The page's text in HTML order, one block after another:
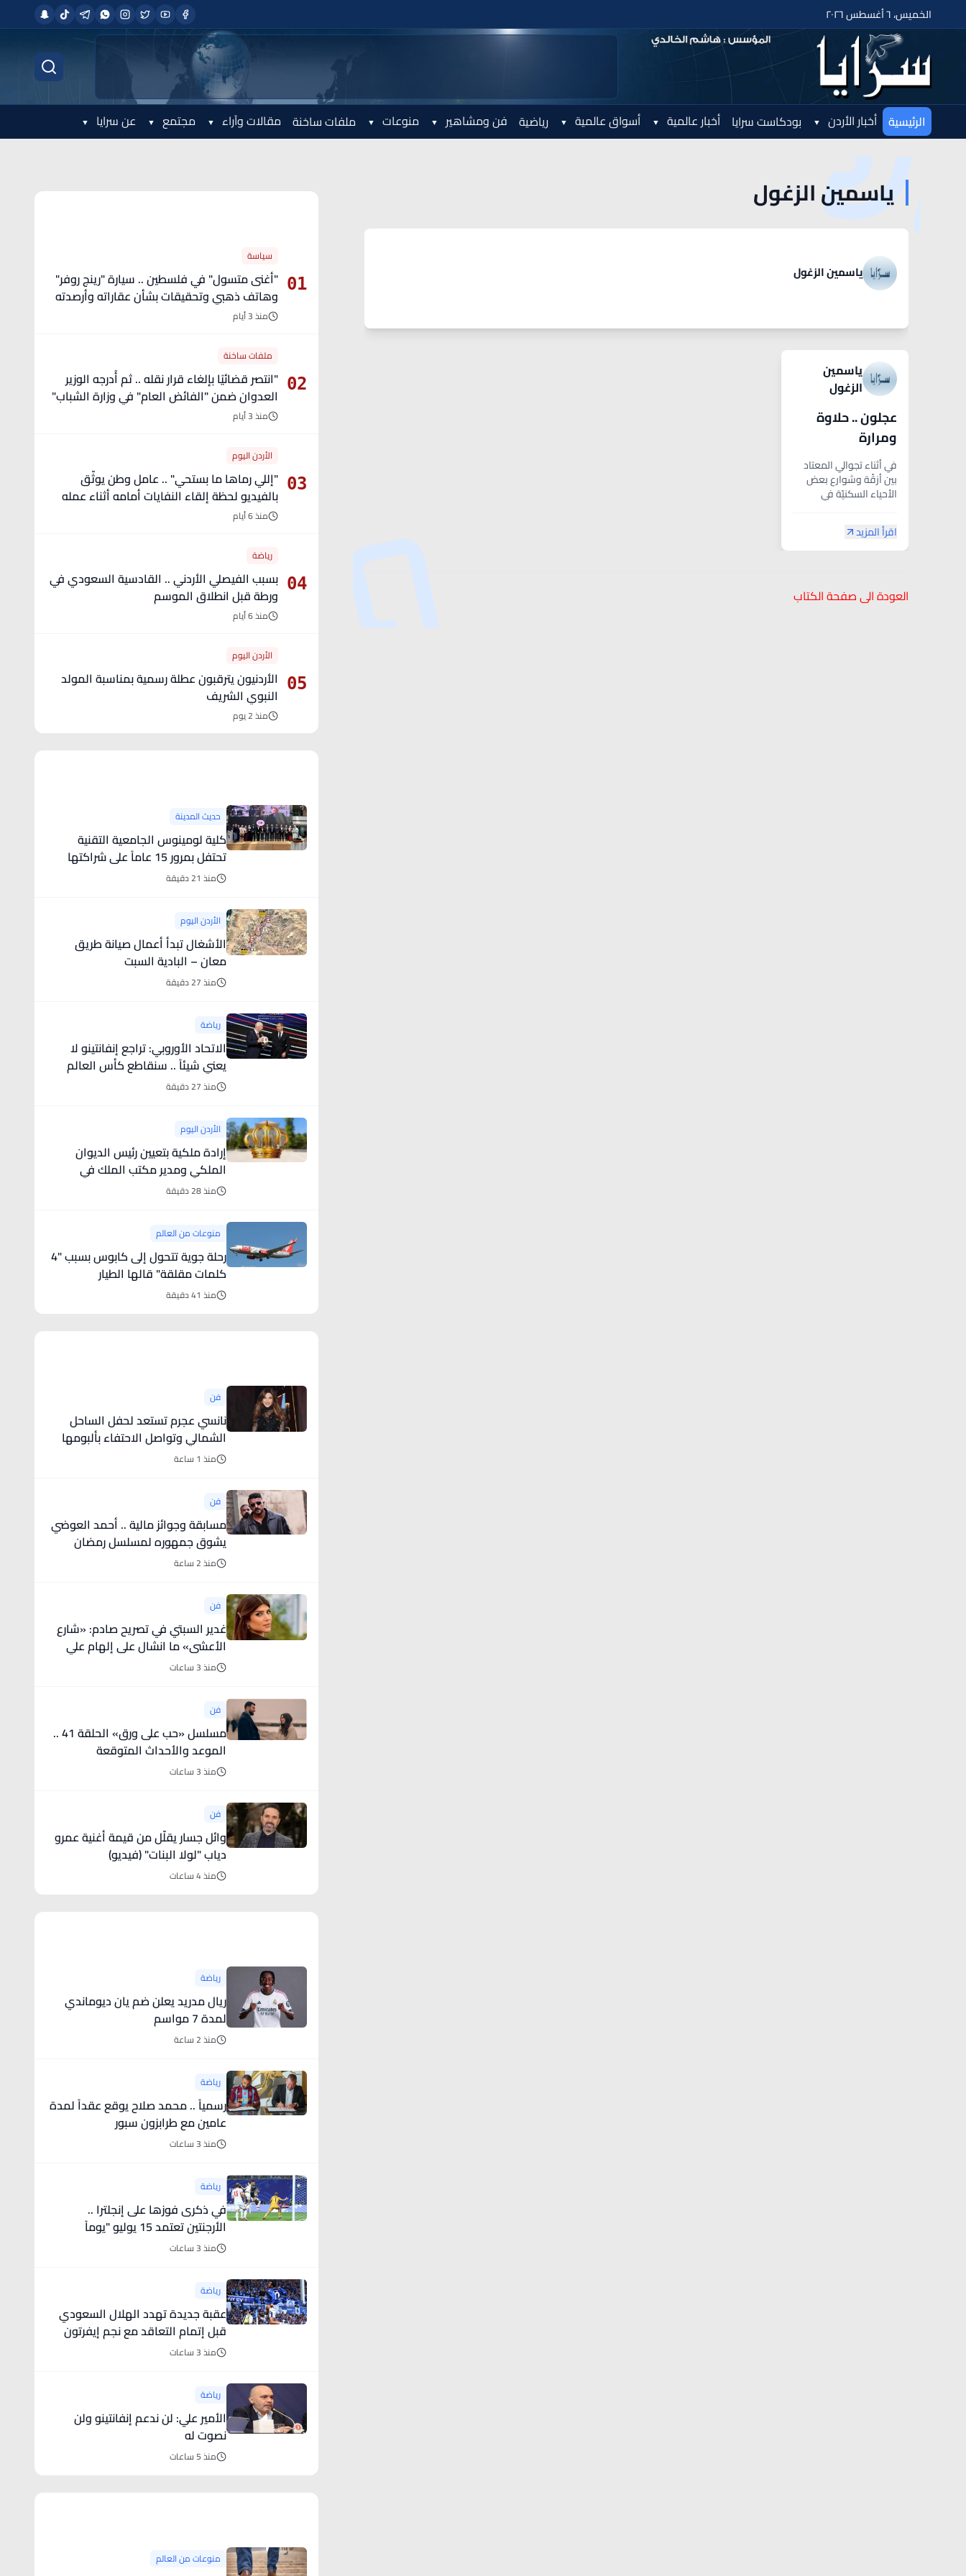
الخميس، ٦ أغسطس ٢٠٢٦
الرئيسية أخبار الأردن بودكاست سرايا أخبار عالمية أسواق عالمية رياضية فن ومشاهير منوعات ملفات ساخنة مقالات وآراء مجتمع عن سرايا
ياسمين الزغول
ياسمين الزغول
ياسمين
الزغول
عجلون .. حلاوة
ومرارة
في أثناء تجوالي المعتاد
بين أزقّة وشوارع بعض
الأحياء السكنيّة في
أذهلني... بل...
اقرأ المزيد
العودة الى صفحة الكتاب
01
سياسة
"أغنى متسول" في فلسطين .. سيارة "رينج روفر"
وهاتف ذهبي وتحقيقات بشأن عقاراته وأرصدته
منذ 3 أيام
02
ملفات ساخنة
"انتصر قضائيًا بإلغاء قرار نقله .. ثم أُدرجه الوزير
العدوان ضمن "الفائض العام" في وزارة الشباب"
- تفاصيل
منذ 3 أيام
03
الأردن اليوم
"إللي رماها ما بستحي" .. عامل وطن يوثّق
بالفيديو لحظة إلقاء النفايات أمامه أثناء عمله
منذ 6 أيام
04
رياضة
بسبب الفيصلي الأردني .. القادسية السعودي في
ورطة قبل انطلاق الموسم
منذ 6 أيام
05
الأردن اليوم
الأردنيون يترقبون عطلة رسمية بمناسبة المولد
النبوي الشريف
منذ 2 يوم
حديث المدينة
كلية لومينوس الجامعية التقنية
تحتفل بمرور 15 عاماً على شراكتها
منذ 21 دقيقة
الأردن اليوم
الأشغال تبدأ أعمال صيانة طريق
معان – البادية السبت
منذ 27 دقيقة
رياضة
الاتحاد الأوروبي: تراجع إنفانتينو لا
يعني شيئاً .. سنقاطع كأس العالم
منذ 27 دقيقة
الأردن اليوم
إرادة ملكية بتعيين رئيس الديوان
الملكي ومدير مكتب الملك في
مجلس الأمن القومي
منذ 28 دقيقة
منوعات من العالم
رحلة جوية تتحول إلى كابوس بسبب "4
كلمات مقلقة" قالها الطيار
منذ 41 دقيقة
فن
نانسي عجرم تستعد لحفل الساحل
الشمالي وتواصل الاحتفاء بألبومها
منذ 1 ساعة
فن
مسابقة وجوائز مالية .. أحمد العوضي
يشوق جمهوره لمسلسل رمضان
2027
منذ 2 ساعة
فن
غدير السبتي في تصريح صادم: «شارع
الأعشى» ما انشال على إلهام علي
وحدها
منذ 3 ساعات
فن
مسلسل «حب على ورق» الحلقة 41 ..
الموعد والأحداث المتوقعة
منذ 3 ساعات
فن
وائل جسار يقلّل من قيمة أغنية عمرو
دياب "لولا البنات" (فيديو)
منذ 4 ساعات
رياضة
ريال مدريد يعلن ضم يان ديوماندي
لمدة 7 مواسم
منذ 2 ساعة
رياضة
رسمياً .. محمد صلاح يوقع عقداً لمدة
عامين مع طرابزون سبور
منذ 3 ساعات
رياضة
في ذكرى فوزها على إنجلترا ..
الأرجنتين تعتمد 15 يوليو "يوماً
للمنتخبات الوطنية"
منذ 3 ساعات
رياضة
عقبة جديدة تهدد الهلال السعودي
قبل إتمام التعاقد مع نجم إيفرتون
منذ 3 ساعات
رياضة
الأمير علي: لن ندعم إنفانتينو ولن
نصوت له
منذ 5 ساعات
منوعات من العالم